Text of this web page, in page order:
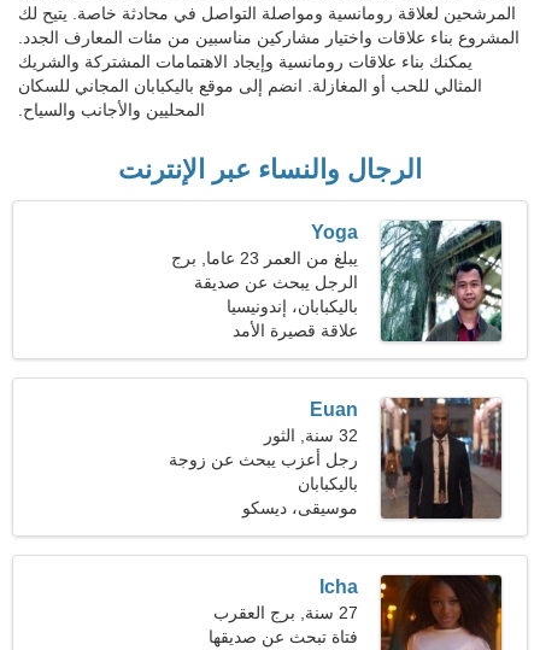
المرشحين لعلاقة رومانسية ومواصلة التواصل في محادثة خاصة. يتيح لك
المشروع بناء علاقات واختيار مشاركين مناسبين من مئات المعارف الجدد.
يمكنك بناء علاقات رومانسية وإيجاد الاهتمامات المشتركة والشريك
المثالي للحب أو المغازلة. انضم إلى موقع باليكبابان المجاني للسكان
المحليين والأجانب والسياح.
الرجال والنساء عبر الإنترنت
Yoga
يبلغ من العمر 23 عاما, برج
العقرب
الرجل يبحث عن صديقة
باليكبابان، إندونيسيا
علاقة قصيرة الأمد
Euan
32 سنة, الثور
رجل أعزب يبحث عن زوجة
باليكبابان
موسيقى، ديسكو
Icha
27 سنة, برج العقرب
فتاة تبحث عن صديقها